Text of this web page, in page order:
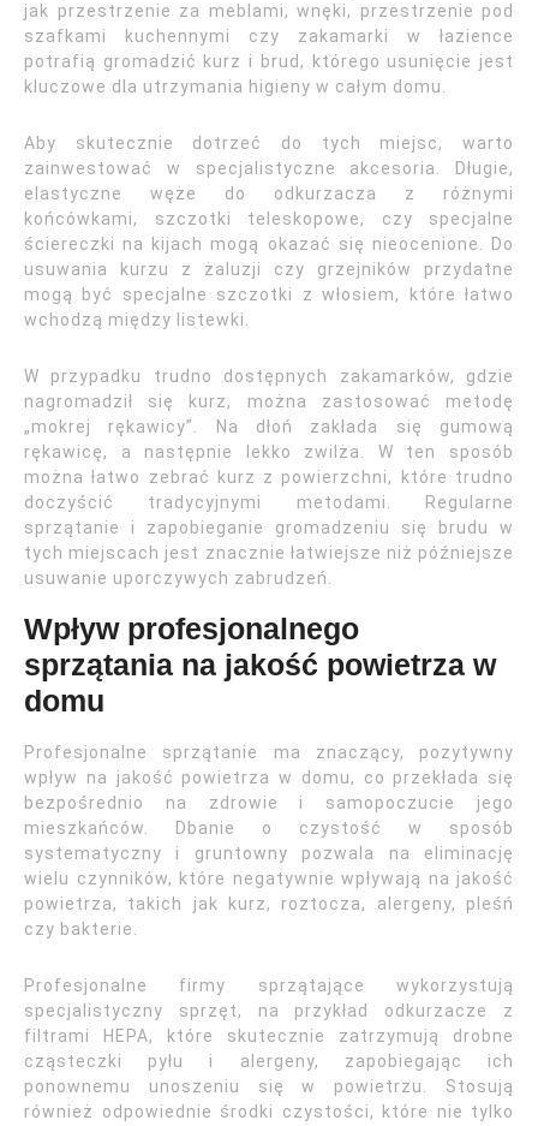
jak przestrzenie za meblami, wnęki, przestrzenie pod
szafkami kuchennymi czy zakamarki w łazience
potrafią gromadzić kurz i brud, którego usunięcie jest
kluczowe dla utrzymania higieny w całym domu.
Aby skutecznie dotrzeć do tych miejsc, warto
zainwestować w specjalistyczne akcesoria. Długie,
elastyczne węże do odkurzacza z różnymi
końcówkami, szczotki teleskopowe, czy specjalne
ściereczki na kijach mogą okazać się nieocenione. Do
usuwania kurzu z żaluzji czy grzejników przydatne
mogą być specjalne szczotki z włosiem, które łatwo
wchodzą między listewki.
W przypadku trudno dostępnych zakamarków, gdzie
nagromadził się kurz, można zastosować metodę
„mokrej rękawicy”. Na dłoń zakłada się gumową
rękawicę, a następnie lekko zwilża. W ten sposób
można łatwo zebrać kurz z powierzchni, które trudno
doczyścić tradycyjnymi metodami. Regularne
sprzątanie i zapobieganie gromadzeniu się brudu w
tych miejscach jest znacznie łatwiejsze niż późniejsze
usuwanie uporczywych zabrudzeń.
Wpływ profesjonalnego
sprzątania na jakość powietrza w
domu
Profesjonalne sprzątanie ma znaczący, pozytywny
wpływ na jakość powietrza w domu, co przekłada się
bezpośrednio na zdrowie i samopoczucie jego
mieszkańców. Dbanie o czystość w sposób
systematyczny i gruntowny pozwala na eliminację
wielu czynników, które negatywnie wpływają na jakość
powietrza, takich jak kurz, roztocza, alergeny, pleśń
czy bakterie.
Profesjonalne firmy sprzątające wykorzystują
specjalistyczny sprzęt, na przykład odkurzacze z
filtrami HEPA, które skutecznie zatrzymują drobne
cząsteczki pyłu i alergeny, zapobiegając ich
ponownemu unoszeniu się w powietrzu. Stosują
również odpowiednie środki czystości, które nie tylko